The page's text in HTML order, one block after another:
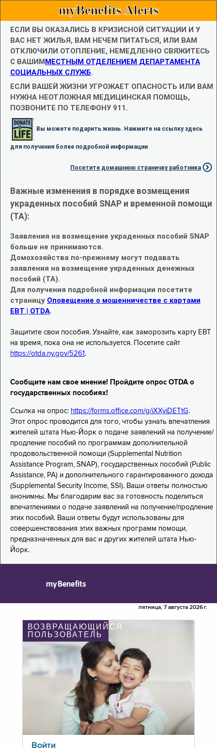
myBenefits Alerts
ЕСЛИ ВЫ ОКАЗАЛИСЬ В КРИЗИСНОЙ СИТУАЦИИ И У
ВАС НЕТ ЖИЛЬЯ, ВАМ НЕЧЕМ ПИТАТЬСЯ, ИЛИ ВАМ
ОТКЛЮЧИЛИ ОТОПЛЕНИЕ, НЕМЕДЛЕННО СВЯЖИТЕСЬ
С ВАШИММЕСТНЫМ ОТДЕЛЕНИЕМ ДЕПАРТАМЕНТА
СОЦИАЛЬНЫХ СЛУЖБ.
ЕСЛИ ВАШЕЙ ЖИЗНИ УГРОЖАЕТ ОПАСНОСТЬ ИЛИ ВАМ
НУЖНА НЕОТЛОЖНАЯ МЕДИЦИНСКАЯ ПОМОЩЬ,
ПОЗВОНИТЕ ПО ТЕЛЕФОНУ 911.
Вы можете подарить жизнь. Нажмите на ссылку здесь
для получения более подробной информации
Посетите домашнюю страничку работника
Важные изменения в порядке возмещения
украденных пособий SNAP и временной помощи
(TA):
Заявления на возмещение украденных пособий SNAP
больше не принимаются.
Домохозяйства по-прежнему могут подавать
заявления на возмещение украденных денежных
пособий (TA).
Для получения подробной информации посетите
страницу Оповещение о мошенничестве с картами
EBT | OTDA.
Защитите свои пособия. Узнайте, как заморозить карту EBT
на время, пока она не используется. Посетите сайт
https://otda.ny.gov/5261 .
Сообщите нам свое мнение! Пройдите опрос OTDA о
государственных пособиях!
Ссылка на опрос: https://forms.office.com/g/iXXyiDETtG.
Этот опрос проводится для того, чтобы узнать впечатления
жителей штата Нью-Йорк о подаче заявлений на получение/
продление пособий по программам дополнительной
продовольственной помощи (Supplemental Nutrition
Assistance Program, SNAP), государственных пособий (Public
Assistance, PA) и дополнительного гарантированного дохода
(Supplemental Security Income, SSI). Ваши ответы полностью
анонимны. Мы благодарим вас за готовность поделиться
впечатлениями о подаче заявлений на получение/продление
этих пособий. Ваши ответы будут использованы для
совершенствования этих важных программ помощи,
предназначенных для вас и других жителей штата Нью-
Йорк.
myBenefits
пятница, 7 августа 2026 г.
ВОЗВРАЩАЮЩИЙСЯ
ПОЛЬЗОВАТЕЛЬ
Войти